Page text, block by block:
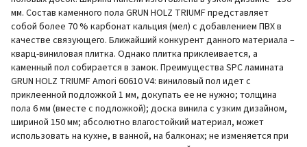
мм. Состав каменного пола GRUN HOLZ TRIUMF представляет
собой более 70 % карбонат кальция (мел) с добавлением ПВХ в
качестве связующего. Ближайший конкурент данного материала –
кварц-виниловая плитка. Однако плитка приклеивается, а
каменный пол собирается в замок. Преимущества SPC ламината
GRUN HOLZ TRIUMF Amori 60610 V4: виниловый пол идет с
приклеенной подложкой 1 мм, докупать ее не нужно; толщина
пола 6 мм (вместе с подложкой); доска винила с узким дизайном,
шириной 150 мм; абсолютно влагостойкий материал, может
использовать на кухне, в ванной, на балконах; не изменяется при